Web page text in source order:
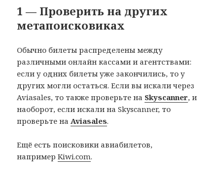
1 — Проверить на других
метапоисковиках
Обычно билеты распределены между
различными онлайн кассами и агентствами:
если у одних билеты уже закончились, то у
других могли остаться. Если вы искали через
Aviasales, то также проверьте на Skyscanner, и
наоборот, если искали на Skyscanner, то
проверьте наAviasales.
Ещё есть поисковики авиабилетов,
напримерKiwi.com.